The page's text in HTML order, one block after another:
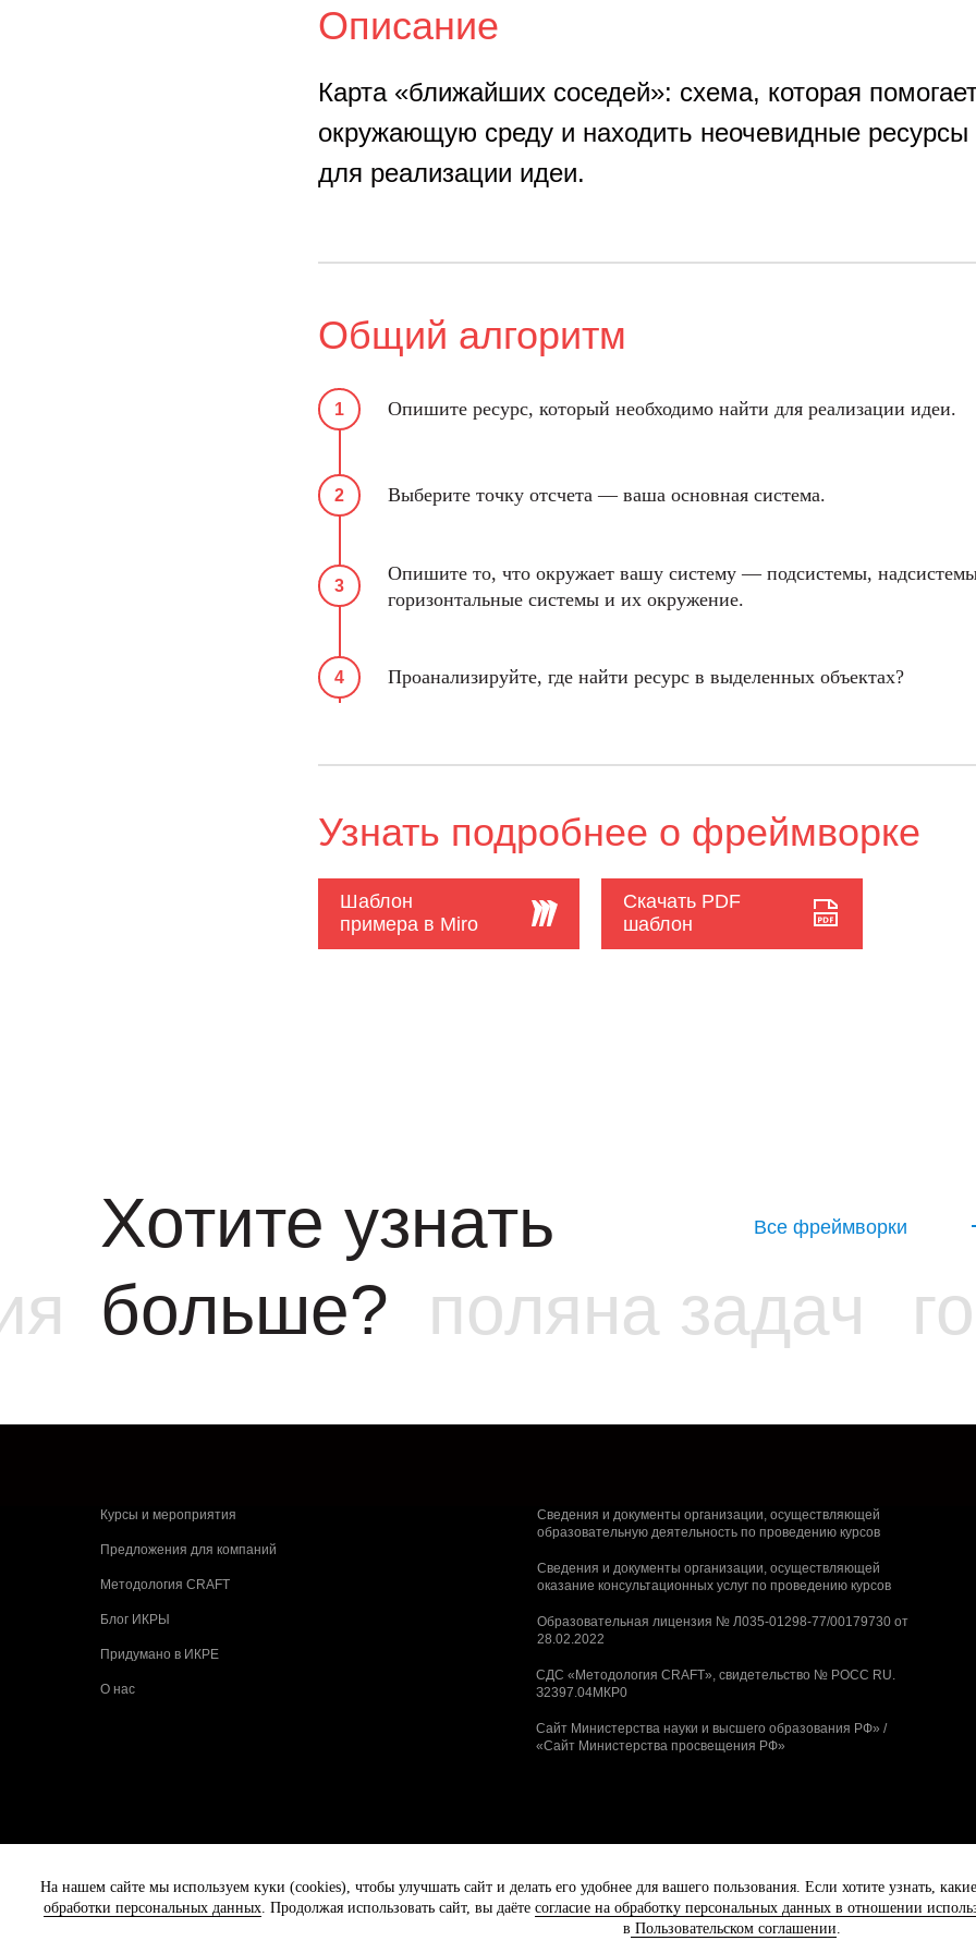
На нашем сайте мы используем куки (cookies), чтобы улучшать сайт и делать его удобнее для вашего пользования. Если хотите узнать,
обработки персональных данных. Продолжая использовать сайт, вы даёте согласие на обработку персональных данных в отношении
в Пользовательском соглашении.
Описание
Карта «ближайших соседей»: схема, которая
окружающую среду и находить неочевидные ресурсы
для реализации идеи.
Общий алгоритм
Опишите ресурс, который необходимо найти для реализации идеи.
Выберите точку отсчета — ваша основная система.
Опишите то, что окружает вашу систему — подсистемы,
горизонтальные системы и их окружение.
Проанализируйте, где найти ресурс в выделенных объектах?
Узнать подробнее о фреймворке
Шаблон
примера в Miro
Скачать PDF
шаблон
поляна задач
Все фреймворки
Хотите узнать
больше?
Курсы и мероприятия
Сведения и документы организации, осуществляющей
образовательную деятельность по проведению курсов
Сведения и документы организации, осуществляющей
оказание консультационных услуг по проведению курсов
Образовательная лицензия № Л035-01298-77/00179730 от
28.02.2022
Сайт Министерства науки и высшего образования РФ» /
«Сайт Министерства просвещения РФ»
СДС «Методология CRAFT», свидетельство № РОСС RU.
З2397.04МКР0
Предложения для компаний
Придумано в ИКРЕ
© 2009 — 2026 ООО «Школа ИКРА»
О нас
Методология CRAFT
Блог ИКРЫ
Презентация об ИКРЕ